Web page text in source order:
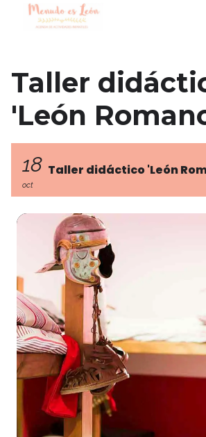
Taller
'León
18
oct
Taller didáctico 'León